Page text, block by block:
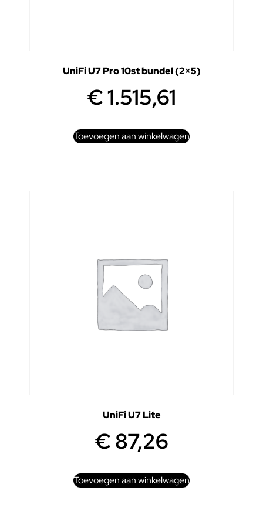
UniFi U7 Pro 10st bundel (2×5)
€1.515,61
Toevoegen aan winkelwagen
UniFi U7 Lite
€87,26
Toevoegen aan winkelwagen